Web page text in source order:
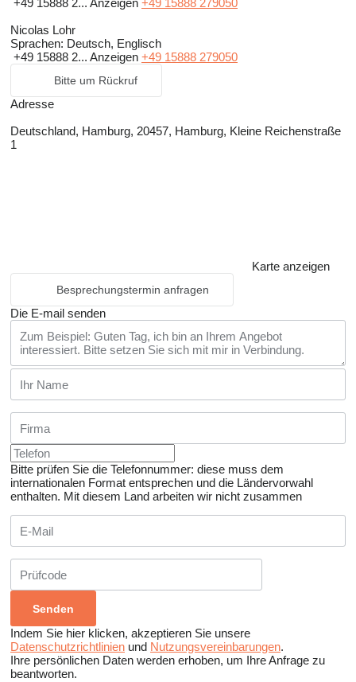
+49 15888 2... Anzeigen +49 15888 279050
Nicolas Lohr
Sprachen: Deutsch, Englisch
+49 15888 2... Anzeigen +49 15888 279050
Bitte um Rückruf
Adresse
Deutschland, Hamburg, 20457, Hamburg, Kleine Reichenstraße
1
Karte anzeigen
Besprechungstermin anfragen
Die E-mail senden
Bitte prüfen Sie die Telefonnummer: diese muss dem
internationalen Format entsprechen und die Ländervorwahl
enthalten. Mit diesem Land arbeiten wir nicht zusammen
Indem Sie hier klicken, akzeptieren Sie unsere
Datenschutzrichtlinien und Nutzungsvereinbarungen.
Ihre persönlichen Daten werden erhoben, um Ihre Anfrage zu
beantworten.